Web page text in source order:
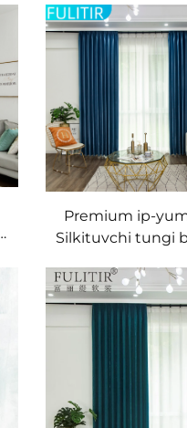
Premium ip-
Silkituvchi tungi
uchun